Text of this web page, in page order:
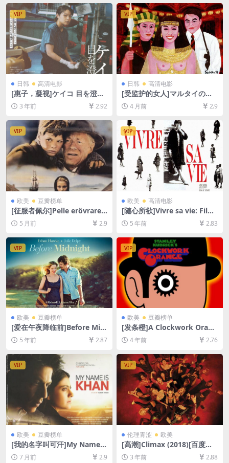
文字幕]
VIP
日韩 高清电影
[惠子，凝视]ケイコ 目を澄ま
せて (2022)[百度网盘+迅雷云
盘资源1080P超清未删减][MP
4/6GB][日语中字]
3 年前 2.92
VIP
日韩 高清电影
[受监护的女人]マルタイの女
(1997)[百度网盘+夸克网盘10
80P超清未删减资源][网盘在
线播放/下载][MP4/8.7GB][中
文字幕]
4 月前 2.9
VIP
欧美 豆瓣榜单
[征服者佩尔]Pelle erövraren
(1987)[百度网盘+夸克网盘10
80P超清未删减资源][网盘在
文字幕]
5 月前 2.9
VIP
欧美 高清电影
[随心所欲]Vivre sa vie: Film
en douze tableaux (1962)
[百度网盘+迅雷云盘资源1080
英字幕]
5 年前 2.83
VIP
欧美 豆瓣榜单
[爱在午夜降临前]Before Mid
night (2013)[百度网盘+迅雷
云盘资源1080P超清未删减]
[MP4/6.9GB][中英字幕]
5 年前 2.87
VIP
欧美 豆瓣榜单
[发条橙]A Clockwork Orang
e (1971)[百度网盘+迅雷云盘
资源1080P超清未删减][MP4/
8.7GB][中英字幕]
4 年前 2.76
VIP
欧美 豆瓣榜单
[我的名字叫可汗]My Name I
s Khan (2010)[百度网盘+夸
克网盘1080P超清未删减资源]
7 月前 2.9
VIP
伦理青涩 欧美
[高潮]Climax (2018)[百度网
盘+夸克网盘1080P超清未删
减资源][网盘在线播放/下载]
3 年前 2.88